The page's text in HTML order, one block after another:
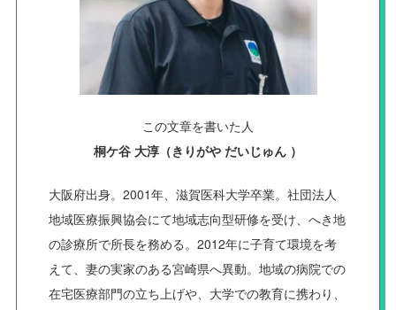
この文章を書いた人
桐ケ谷 大淳（きりがや だいじゅん ）
大阪府出身。2001年、滋賀医科大学卒業。社団法人
地域医療振興協会にて地域志向型研修を受け、へき地
の診療所で所長を務める。2012年に子育て環境を考
えて、妻の実家のある宮崎県へ異動。地域の病院での
在宅医療部門の立ち上げや、大学での教育に携わり、